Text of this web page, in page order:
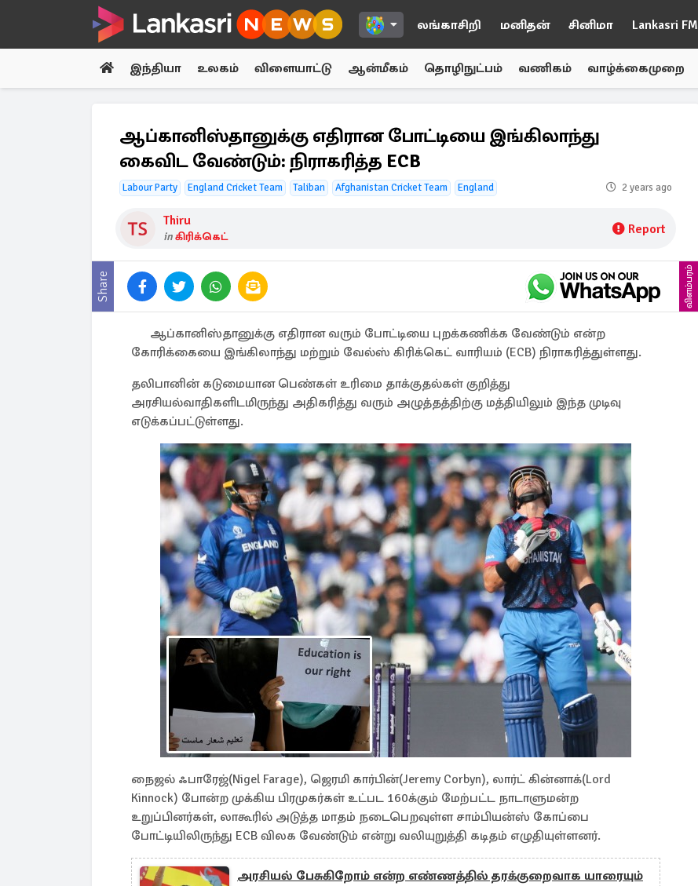
லங்காசிறி மனிதன் சினிமா Lankasri FM
இந்தியா உலகம் விளையாட்டு ஆன்மீகம் தொழிநுட்பம் வணிகம் வாழ்க்கைமுறை
ஆப்கானிஸ்தானுக்கு எதிரான போட்டியை இங்கிலாந்து
கைவிட வேண்டும்: நிராகரித்த ECB
Labour Party England Cricket Team Taliban Afghanistan Cricket Team England 2 years ago
Thiru
inகிரிக்கெட் Report
Share விளம்பரம்
ஆப்கானிஸ்தானுக்கு எதிரான வரும் போட்டியை புறக்கணிக்க வேண்டும் என்ற
கோரிக்கையை இங்கிலாந்து மற்றும் வேல்ஸ் கிரிக்கெட் வாரியம் (ECB) நிராகரித்துள்ளது.
தலிபானின் கடுமையான பெண்கள் உரிமை தாக்குதல்கள் குறித்து
அரசியல்வாதிகளிடமிருந்து அதிகரித்து வரும் அழுத்தத்திற்கு மத்தியிலும் இந்த முடிவு
எடுக்கப்பட்டுள்ளது.
நைஜல் ஃபாரேஜ்(Nigel Farage), ஜெரமி கார்பின்(Jeremy Corbyn), லார்ட் கின்னாக்(Lord
Kinnock) போன்ற முக்கிய பிரமுகர்கள் உட்பட 160க்கும் மேற்பட்ட நாடாளுமன்ற
உறுப்பினர்கள், லாகூரில் அடுத்த மாதம் நடைபெறவுள்ள சாம்பியன்ஸ் கோப்பை
போட்டியிலிருந்து ECB விலக வேண்டும் என்று வலியுறுத்தி கடிதம் எழுதியுள்ளனர்.
அரசியல் பேசுகிறோம் என்ற எண்ணத்தில் தரக்குறைவாக யாரையும்